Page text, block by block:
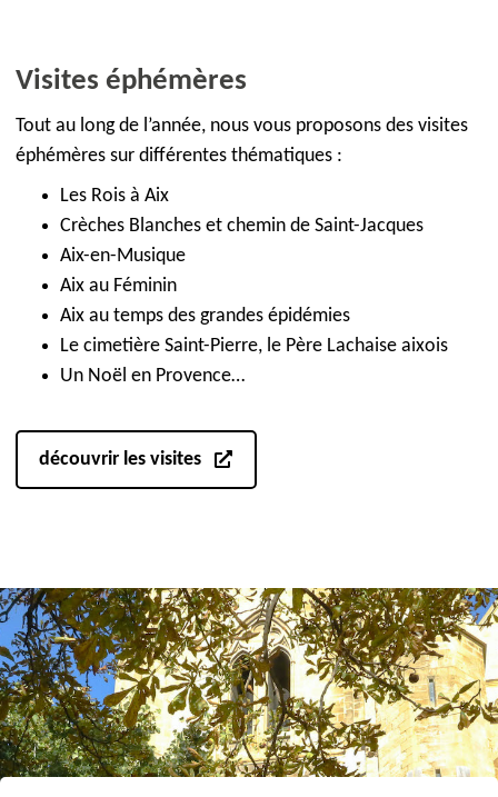
Visites éphémères
Tout au long de l’année, nous vous proposons des visites
éphémères sur différentes thématiques :
Les Rois à Aix
Crèches Blanches et chemin de Saint-Jacques
Aix-en-Musique
Aix au Féminin
Aix au temps des grandes épidémies
Le cimetière Saint-Pierre, le Père Lachaise aixois
Un Noël en Provence…
découvrir les visites